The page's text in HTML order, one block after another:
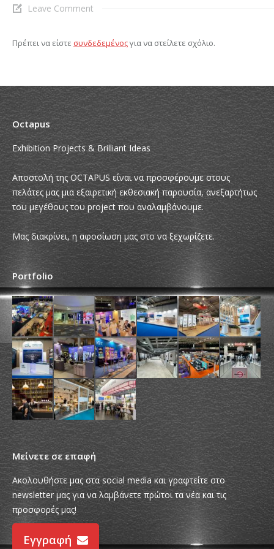
Leave Comment
Πρέπει να είστε συνδεδεμένοςγια να στείλετε σχόλιο.
Octapus
Exhibition Projects & Brilliant Ideas
Αποστολή της OCTAPUS είναι να προσφέρουμε στους
πελάτες μας μια εξαιρετική εκθεσιακή παρουσία, ανεξαρτήτως
του μεγέθους του project που αναλαμβάνουμε.
Μας διακρίνει, η αφοσίωση μας στο να ξεχωρίζετε.
Portfolio
Μείνετε σε επαφή
Ακολουθήστε μας στα social media και γραφτείτε στο
newsletter μας για να λαμβάνετε πρώτοι τα νέα και τις
προσφορές μας!
Εγγραφή